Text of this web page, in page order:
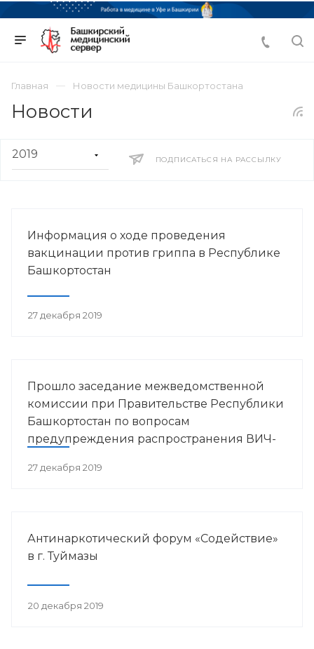
Главная Новости медицины Башкортостана
Новости
ПОДПИСАТЬСЯ НА РАССЫЛКУ
Информация о ходе проведения
вакцинации против гриппа в Республике
Башкортостан
27 декабря 2019
Прошло заседание межведомственной
комиссии при Правительстве Республики
Башкортостан по вопросам
предупреждения распространения ВИЧ-
27 декабря 2019
Антинаркотический форум «Содействие»
в г. Туймазы
20 декабря 2019